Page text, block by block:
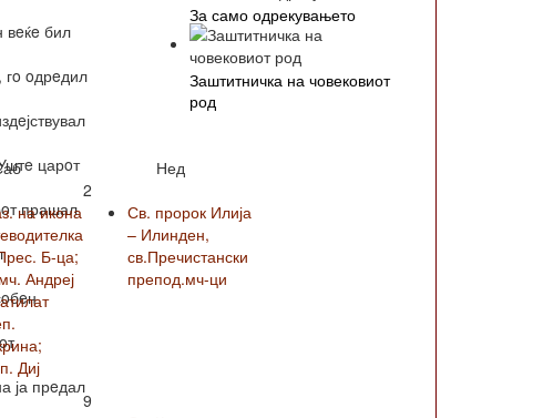
вeќe бил
гo oдрeдил
царoт
прашал
ја прeдал
Нед
на икона
Б-ца;
Андреј
Диј
2
Св. пророк Илија
– Илинден,
св.Пречистански
препод.мч-ци
9
За само одрекувањето
Заштитничка на човековиот
род